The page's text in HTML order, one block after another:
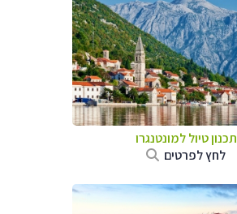
תכנון טיול למונטנגרו
לחץ לפרטים